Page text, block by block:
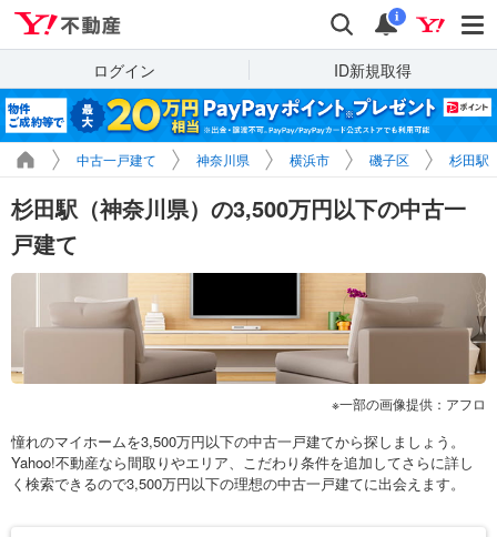
検索 通知
i
ログイン ID新規取得
中古一戸建て 神奈川県 横浜市 磯子区 杉田駅
杉田駅（神奈川県）の3,500万円以下の中古一
戸建て
一部の画像提供：アフロ
憧れのマイホームを3,500万円以下の中古一戸建てから探しましょう。
Yahoo!不動産なら間取りやエリア、こだわり条件を追加してさらに詳し
く検索できるので3,500万円以下の理想の中古一戸建てに出会えます。